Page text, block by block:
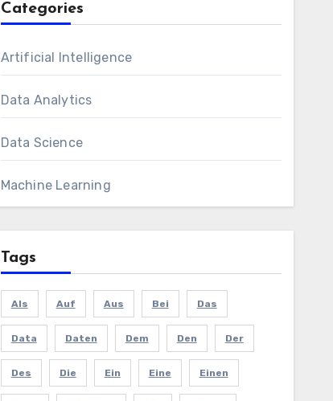
Categories
Artificial Intelligence
Data Analytics
Data Science
Machine Learning
Tags
Als Auf Aus Bei Das
Data Daten Dem Den Der
Des Die Ein Eine Einen